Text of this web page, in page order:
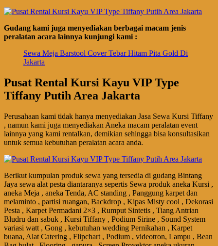
Gudang kami juga menyediakan berbagai macam jenis
peralatan acara lainnya kunjungi kami :
Sewa Meja Barstool Cover Tebar Hitam Pita Gold Di
Jakarta
Pusat Rental Kursi Kayu VIP Type
Tiffany Putih Area Jakarta
Perusahaan kami tidak hanya menyediakan Jasa Sewa Kursi Tiffany
, namun kami juga menyediakan Aneka macam peralatan event
lainnya yang kami rentalkan, demikian sehingga bisa konsultasikan
untuk semua kebutuhan peralatan acara anda.
Berikut kumpulan produk sewa yang tersedia di gudang Bintang
Jaya sewa alat pesta diantaranya sepertis Sewa produk aneka Kursi ,
aneka Meja , aneka Tenda, AC standing , Panggung karpet dan
melaminto , partisi ruangan, Backdrop , Kipas Misty cool , Dekorasi
Pesta , Karpet Permadani 2×3 , Rumput Sintetis , Tiang Antrian
Bludru dan sabuk , Kursi Tiffany , Podium Sirine , Sound System
variasi watt , Gong , kebutuhan wedding Pernikahan , Karpet
buana, Alat Catering , Flipchart , Podium , videotron, Lampu , Bean